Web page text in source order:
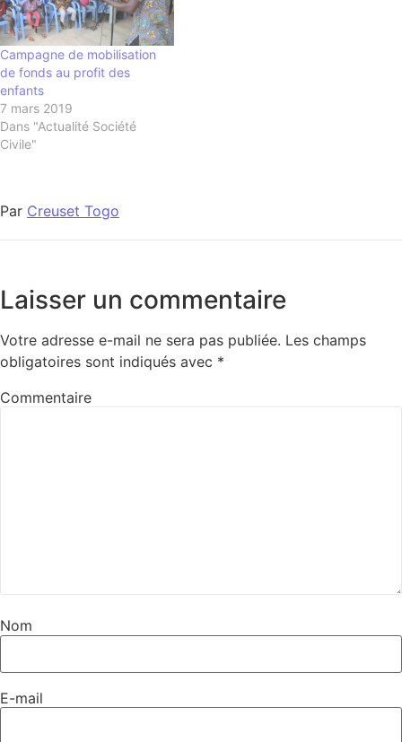
Campagne de mobilisation
de fonds au profit des
enfants
7 mars 2019
Dans "Actualité Société
Civile"
Par Creuset Togo
Laisser un commentaire
Votre adresse e-mail ne sera pas publiée. Les champs
obligatoires sont indiqués avec *
Commentaire
Nom
E-mail